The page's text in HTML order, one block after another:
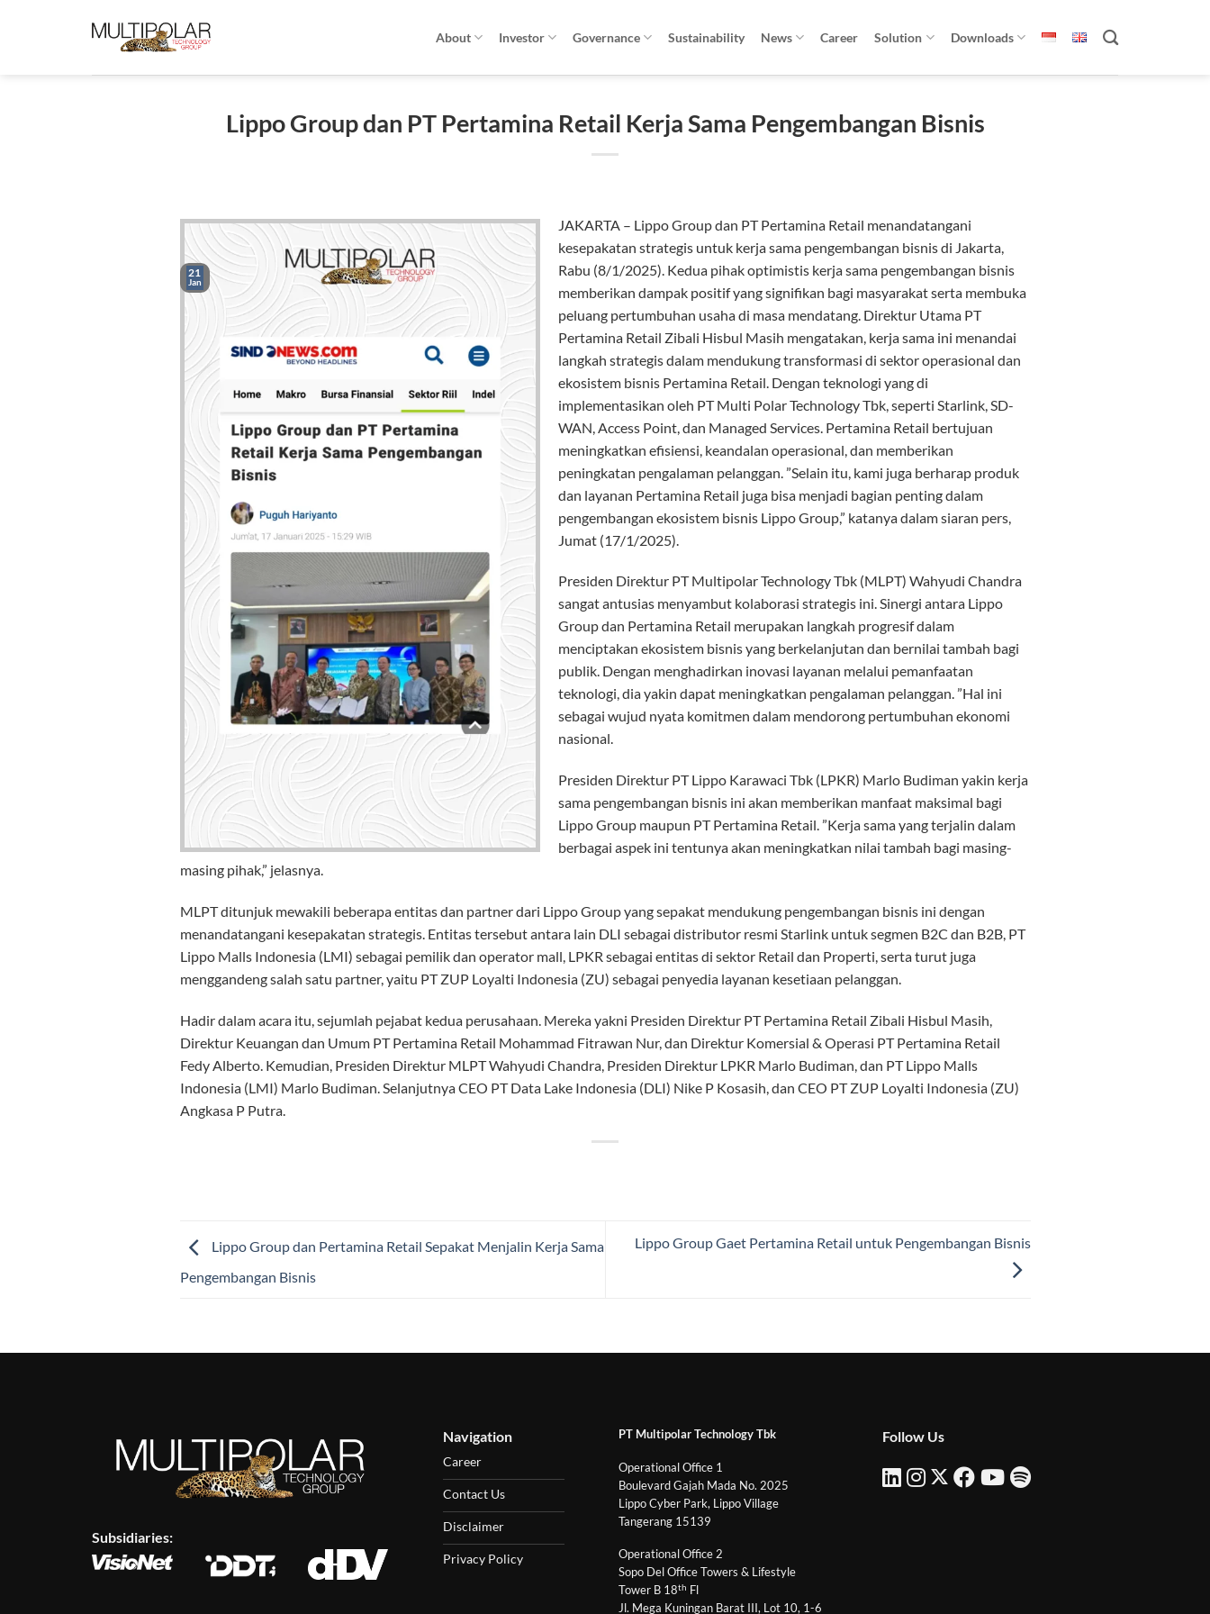
About Investor Governance Sustainability News Career Solution Downloads
Lippo Group dan PT Pertamina Retail Kerja Sama Pengembangan Bisnis
21
Jan
JAKARTA – Lippo Group dan PT Pertamina Retail menandatangani
kesepakatan strategis untuk kerja sama pengembangan bisnis di Jakarta,
Rabu (8/1/2025). Kedua pihak optimistis kerja sama pengembangan bisnis
memberikan dampak positif yang signifikan bagi masyarakat serta membuka
peluang pertumbuhan usaha di masa mendatang. Direktur Utama PT
Pertamina Retail Zibali Hisbul Masih mengatakan, kerja sama ini menandai
langkah strategis dalam mendukung transformasi di sektor operasional dan
ekosistem bisnis Pertamina Retail. Dengan teknologi yang di
implementasikan oleh PT Multi Polar Technology Tbk, seperti Starlink, SD-
WAN, Access Point, dan Managed Services. Pertamina Retail bertujuan
meningkatkan efisiensi, keandalan operasional, dan memberikan
peningkatan pengalaman pelanggan. ”Selain itu, kami juga berharap produk
dan layanan Pertamina Retail juga bisa menjadi bagian penting dalam
pengembangan ekosistem bisnis Lippo Group,” katanya dalam siaran pers,
Jumat (17/1/2025).
Presiden Direktur PT Multipolar Technology Tbk (MLPT) Wahyudi Chandra
sangat antusias menyambut kolaborasi strategis ini. Sinergi antara Lippo
Group dan Pertamina Retail merupakan langkah progresif dalam
menciptakan ekosistem bisnis yang berkelanjutan dan bernilai tambah bagi
publik. Dengan menghadirkan inovasi layanan melalui pemanfaatan
teknologi, dia yakin dapat meningkatkan pengalaman pelanggan. ”Hal ini
sebagai wujud nyata komitmen dalam mendorong pertumbuhan ekonomi
nasional.
Presiden Direktur PT Lippo Karawaci Tbk (LPKR) Marlo Budiman yakin kerja
sama pengembangan bisnis ini akan memberikan manfaat maksimal bagi
Lippo Group maupun PT Pertamina Retail. ”Kerja sama yang terjalin dalam
berbagai aspek ini tentunya akan meningkatkan nilai tambah bagi masing-
masing pihak,” jelasnya.
MLPT ditunjuk mewakili beberapa entitas dan partner dari Lippo Group yang sepakat mendukung pengembangan bisnis ini dengan
menandatangani kesepakatan strategis. Entitas tersebut antara lain DLI sebagai distributor resmi Starlink untuk segmen B2C dan B2B, PT
Lippo Malls Indonesia (LMI) sebagai pemilik dan operator mall, LPKR sebagai entitas di sektor Retail dan Properti, serta turut juga
menggandeng salah satu partner, yaitu PT ZUP Loyalti Indonesia (ZU) sebagai penyedia layanan kesetiaan pelanggan.
Hadir dalam acara itu, sejumlah pejabat kedua perusahaan. Mereka yakni Presiden Direktur PT Pertamina Retail Zibali Hisbul Masih,
Direktur Keuangan dan Umum PT Pertamina Retail Mohammad Fitrawan Nur, dan Direktur Komersial & Operasi PT Pertamina Retail
Fedy Alberto. Kemudian, Presiden Direktur MLPT Wahyudi Chandra, Presiden Direktur LPKR Marlo Budiman, dan PT Lippo Malls
Indonesia (LMI) Marlo Budiman. Selanjutnya CEO PT Data Lake Indonesia (DLI) Nike P Kosasih, dan CEO PT ZUP Loyalti Indonesia (ZU)
Angkasa P Putra.
Lippo Group dan Pertamina Retail Sepakat Menjalin Kerja Sama
Pengembangan Bisnis
Lippo Group Gaet Pertamina Retail untuk Pengembangan Bisnis
Subsidiaries:
Navigation
Career
Contact Us
Disclaimer
Privacy Policy
PT Multipolar Technology Tbk
Operational Office 1
Boulevard Gajah Mada No. 2025
Lippo Cyber Park, Lippo Village
Tangerang 15139
Operational Office 2
Sopo Del Office Towers & Lifestyle
Tower B 18th Fl
Jl. Mega Kuningan Barat III, Lot 10, 1-6
Follow Us